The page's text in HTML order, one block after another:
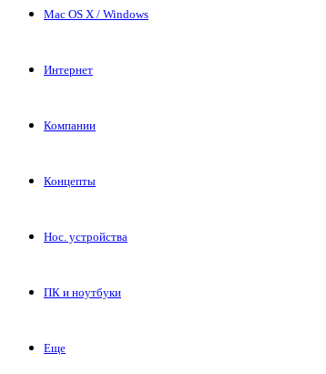
Mac OS X / Windows
Интернет
Компании
Концепты
Нос. устройства
ПК и ноутбуки
Еще